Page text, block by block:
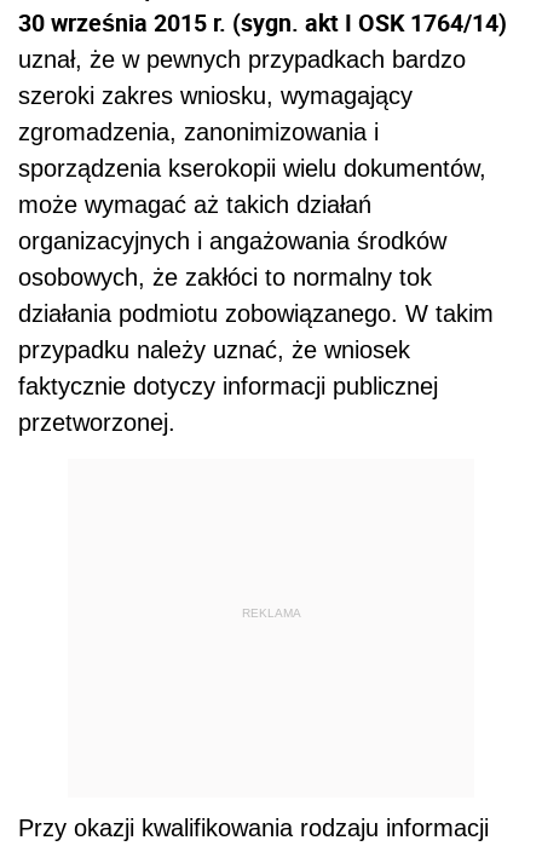
30 września 2015 r. (sygn. akt I OSK 1764/14)
uznał, że w pewnych przypadkach bardzo
szeroki zakres wniosku, wymagający
zgromadzenia, zanonimizowania i
sporządzenia kserokopii wielu dokumentów,
może wymagać aż takich działań
organizacyjnych i angażowania środków
osobowych, że zakłóci to normalny tok
działania podmiotu zobowiązanego. W takim
przypadku należy uznać, że wniosek
faktycznie dotyczy informacji publicznej
przetworzonej.
REKLAMA
Przy okazji kwalifikowania rodzaju informacji